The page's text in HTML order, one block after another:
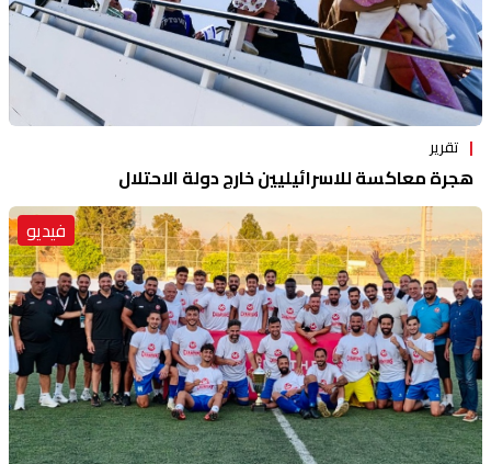
تقرير
هجرة معاكسة للاسرائيليين خارج دولة الاحتلال
فيديو